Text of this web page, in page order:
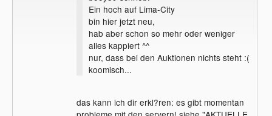
Ein hoch auf Lima-City
bin hier jetzt neu,
hab aber schon so mehr oder weniger
alles kappiert ^^
nur, dass bei den Auktionen nichts steht :(
koomisch...
das kann ich dir erkl?ren: es gibt momentan